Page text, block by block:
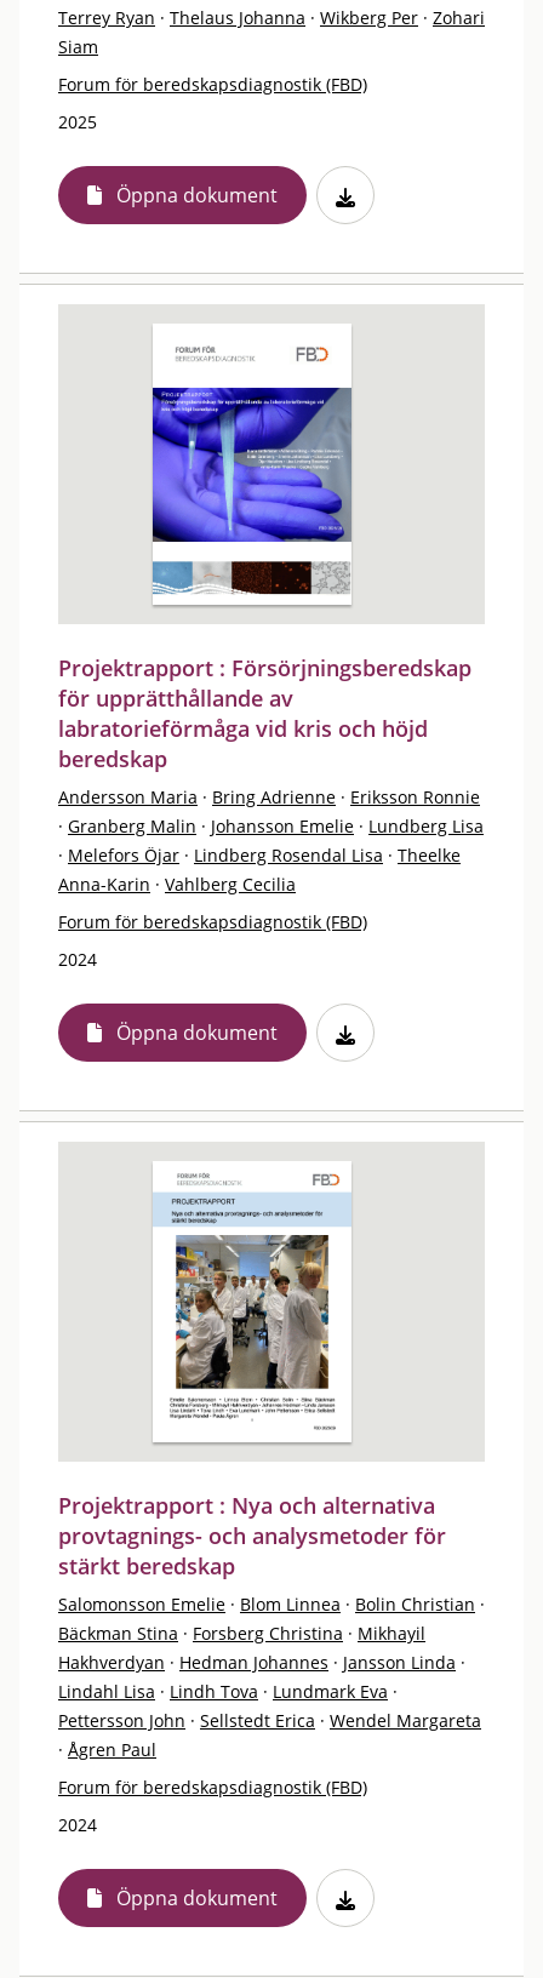
Terrey Ryan · Thelaus Johanna · Wikberg Per · Zohari
Siam
Forum för beredskapsdiagnostik (FBD)
2025
Öppna dokument
Projektrapport : Försörjningsberedskap
för upprätthållande av
labratorieförmåga vid kris och höjd
beredskap
Andersson Maria · Bring Adrienne · Eriksson Ronnie
· Granberg Malin · Johansson Emelie · Lundberg Lisa
· Melefors Öjar · Lindberg Rosendal Lisa · Theelke
Anna-Karin · Vahlberg Cecilia
Forum för beredskapsdiagnostik (FBD)
2024
Öppna dokument
Projektrapport : Nya och alternativa
provtagnings- och analysmetoder för
stärkt beredskap
Salomonsson Emelie · Blom Linnea · Bolin Christian ·
Bäckman Stina · Forsberg Christina · Mikhayil
Hakhverdyan · Hedman Johannes · Jansson Linda ·
Lindahl Lisa · Lindh Tova · Lundmark Eva ·
Pettersson John · Sellstedt Erica · Wendel Margareta
· Ågren Paul
Forum för beredskapsdiagnostik (FBD)
2024
Öppna dokument